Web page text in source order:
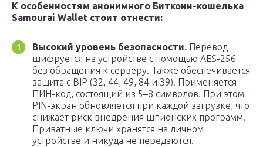
К особенностям анонимного Биткоин-кошелька
Samourai Wallet стоит отнести:
Высокий уровень безопасности. Перевод
шифруется на устройстве с помощью AES-256
без обращения к серверу. Также обеспечивается
защита с BIP (32, 44, 49, 84 и 39). Применяется
ПИН-код, состоящий из 5–8 символов. При этом
PIN-экран обновляется при каждой загрузке, что
снижает риск внедрения шпионских программ.
Приватные ключи хранятся на личном
устройстве и никуда не передаются.